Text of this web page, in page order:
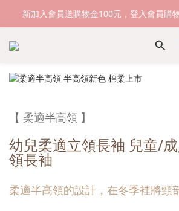
新加入會員送購物金100元，登入會員購
新加入會員送購物金100元，登入會員購
滿1500元免運費。 滿2000元，貨
【 柔適半高領 】
幼兒柔適立領長袖 兒童/
領長袖
柔適半高領的設計，在冬季裡將頸